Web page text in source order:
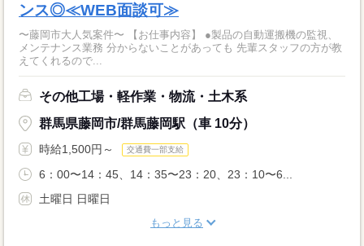
ンス◎≪WEB面談可≫
〜藤岡市大人気案件〜 【お仕事内容】 ●製品の自動運搬機の監視、
メンテナンス業務 分からないことがあっても 先輩スタッフの方が教
えてくれるので...
その他工場・軽作業・物流・土木系
群馬県藤岡市/群馬藤岡駅（車 10分）
時給1,500円～ 交通費一部支給
6：00〜14：45、14：35〜23：20、23：10〜6...
土曜日 日曜日
もっと見る